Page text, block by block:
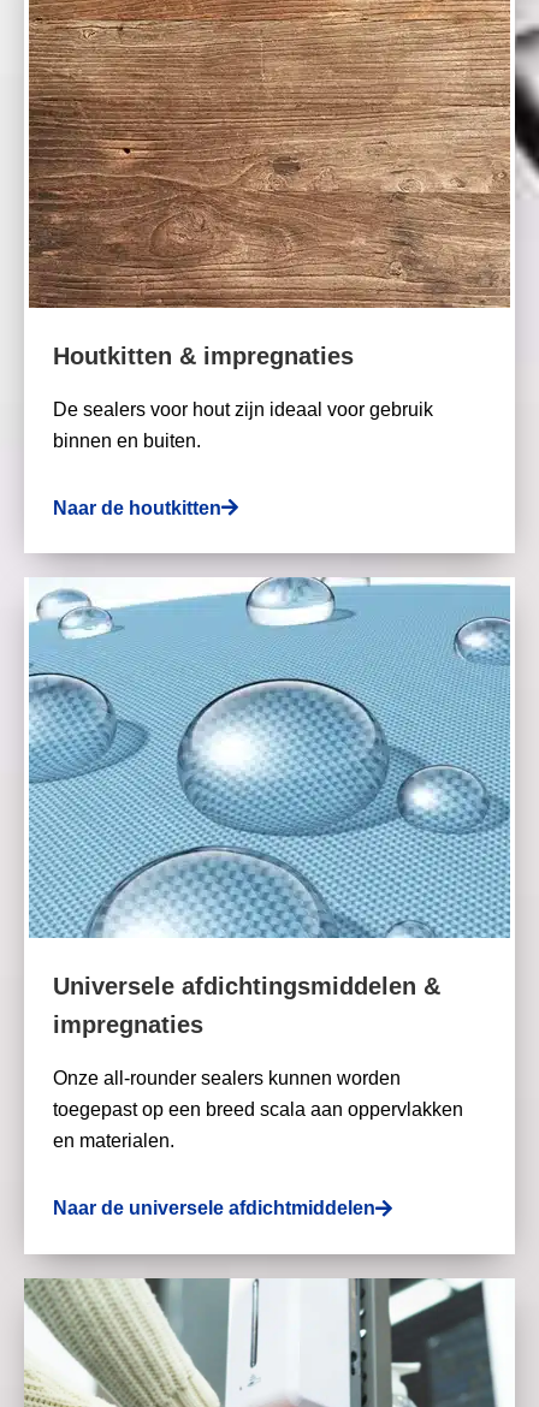
Houtkitten & impregnaties
De sealers voor hout zijn ideaal voor gebruik
binnen en buiten.
Naar de houtkitten
Universele afdichtingsmiddelen &
impregnaties
Onze all-rounder sealers kunnen worden
toegepast op een breed scala aan oppervlakken
en materialen.
Naar de universele afdichtmiddelen